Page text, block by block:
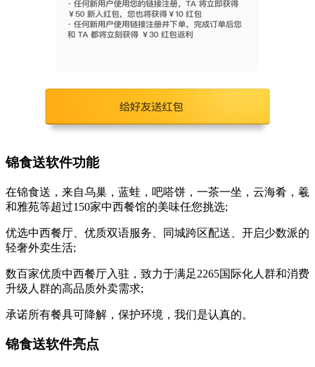
锦食送软件功能
在锦食送，来自乌巢，蓝蛙，吧嗒饼，一茶一坐，云海肴，羲
和雅苑等超过150家中西餐馆的美味任您挑选;
优选中西餐厅、优质双语服务、同城跨区配送、开启少数派的
轻奢外卖生活;
数百家优质中西餐厅入驻，致力于满足2265国际化人群和消费
升级人群的高品质外卖需求;
承诺所有餐具可降解，保护环境，我们是认真的。
锦食送软件亮点